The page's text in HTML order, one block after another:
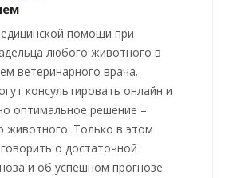
помощи при
любого животного в
ветеринарного врача.
консультировать онлайн и
оптимальное решение –
животного. Только в этом
о достаточной
и об успешном прогнозе